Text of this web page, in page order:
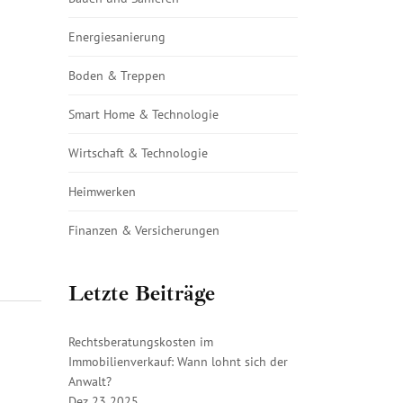
Energiesanierung
Boden & Treppen
Smart Home & Technologie
Wirtschaft & Technologie
Heimwerken
Finanzen & Versicherungen
Letzte Beiträge
Rechtsberatungskosten im
Immobilienverkauf: Wann lohnt sich der
Anwalt?